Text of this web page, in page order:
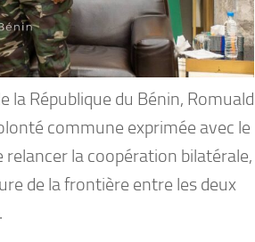
la République du Bénin, Romuald
commune exprimée avec le
la coopération bilatérale,
de la frontière entre les deux